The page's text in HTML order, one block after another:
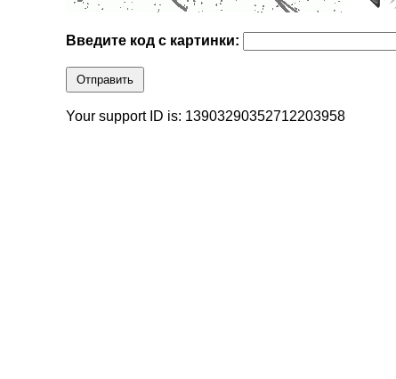
Введите код с картинки:
Отправить
Your support ID is: 13903290352712203958